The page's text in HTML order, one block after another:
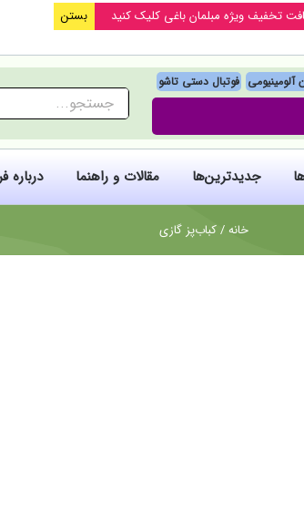
تخفیف ویژه مبلمان باغی کلیک کنید بستن
فوتبال‌ دستی تاشو
جستجو
برای:
جدیدترین‌ها مقالات و راهنما درباره
خانه/کباب‌پز گازی